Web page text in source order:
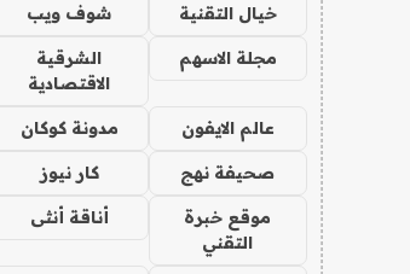
خيال التقنية شوف ويب
مجلة الاسهم
الشرقية
الاقتصادية
عالم الايفون مدونة كوكان
صحيفة نهج كار نيوز
موقع خبرة
التقني
أناقة أنثى